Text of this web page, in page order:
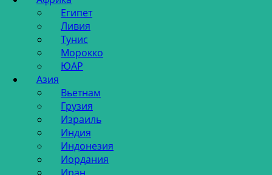
Египет
Ливия
Тунис
Морокко
ЮАР
Азия
Вьетнам
Грузия
Израиль
Индия
Индонезия
Иордания